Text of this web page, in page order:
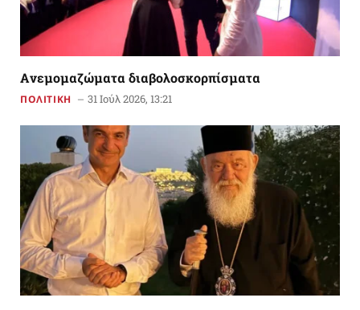
Aνεμομαζώματα διαβολοσκορπίσματα
ΠΟΛΙΤΙΚΗ 31 Ιούλ 2026, 13:21